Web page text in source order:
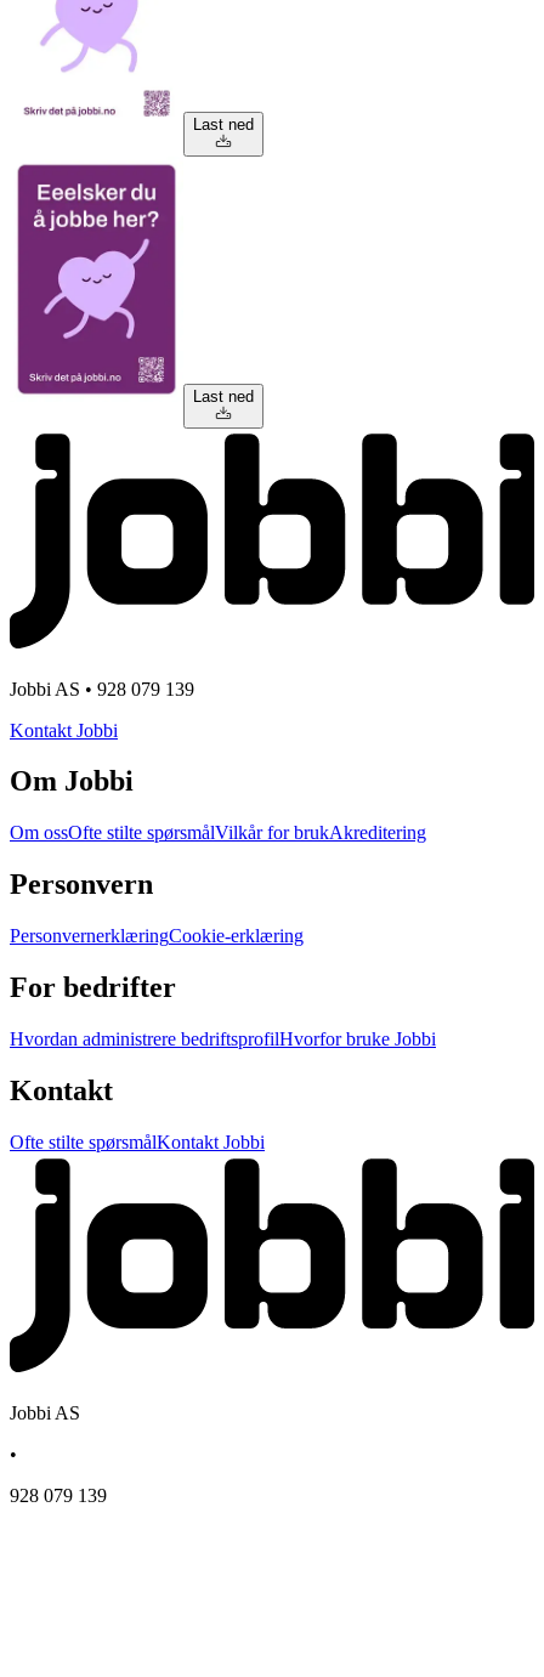
Last ned
Last ned
Jobbi AS • 928 079 139
Kontakt Jobbi
Om Jobbi
Om ossOfte stilte spørsmålVilkår for brukAkreditering
Personvern
PersonvernerklæringCookie-erklæring
For bedrifter
Hvordan administrere bedriftsprofilHvorfor bruke Jobbi
Kontakt
Ofte stilte spørsmålKontakt Jobbi
Jobbi AS
•
928 079 139